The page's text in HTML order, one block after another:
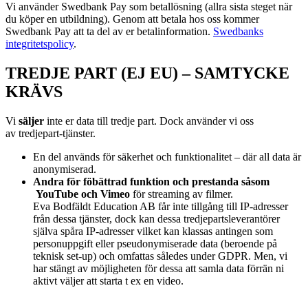
Vi använder Swedbank Pay som betallösning (allra sista steget när
du köper en utbildning). Genom att betala hos oss kommer
Swedbank Pay att ta del av er betalinformation. Swedbanks
integritetspolicy.
TREDJE PART (EJ EU) – SAMTYCKE
KRÄVS
Vi säljer inte er data till tredje part. Dock använder vi oss
av tredjepart-tjänster.
En del används för säkerhet och funktionalitet – där all data är
anonymiserad.
Andra för föbättrad funktion och prestanda såsom
YouTube och Vimeo för streaming av filmer.
Eva Bodfäldt Education AB får inte tillgång till IP-adresser
från dessa tjänster, dock kan dessa tredjepartsleverantörer
själva spåra IP-adresser vilket kan klassas antingen som
personuppgift eller pseudonymiserade data (beroende på
teknisk set-up) och omfattas således under GDPR. Men, vi
har stängt av möjligheten för dessa att samla data förrän ni
aktivt väljer att starta t ex en video.